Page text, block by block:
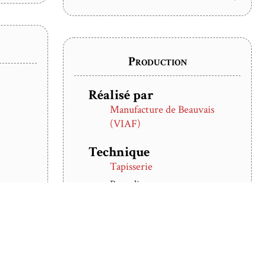
Production
Réalisé par
Manufacture de Beauvais
(VIAF)
Technique
Tapisserie
Basse lisse